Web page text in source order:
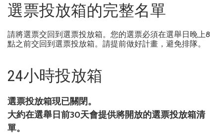
選票投放箱的完整名單
請將選票交回到選票投放箱。您的選票必須在選舉日晚上8
點之前交回到選票投放箱。請提前做好計畫，避免排隊。
24小時投放箱
選票投放箱現已關閉。
大約在選舉日前30天會提供將開放的選票投放箱清
單。